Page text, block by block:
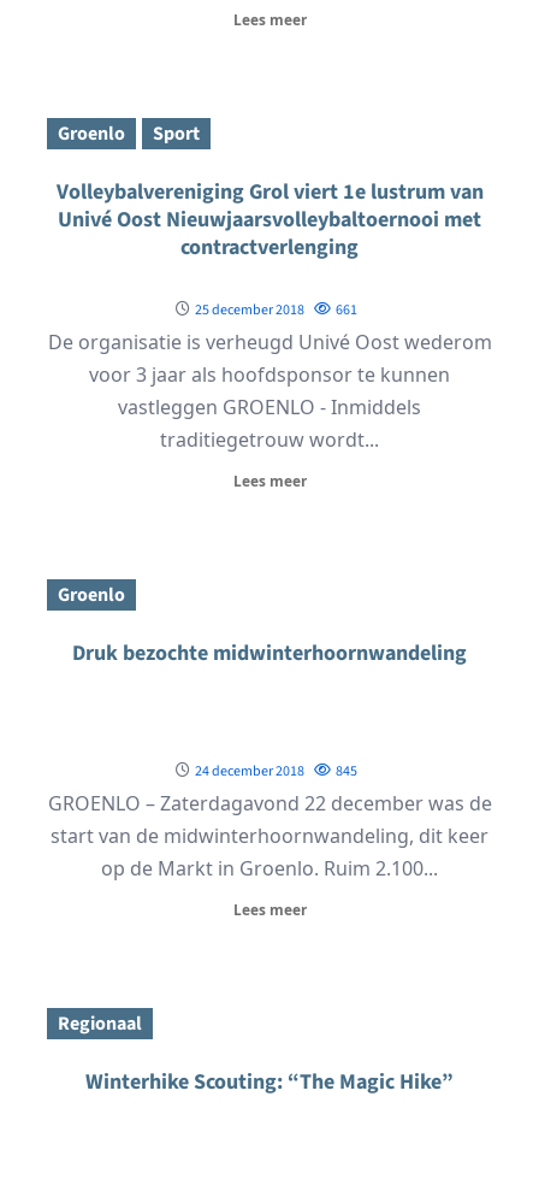
Lees meer
Groenlo Sport
Volleybalvereniging Grol viert 1e lustrum van
Univé Oost Nieuwjaarsvolleybaltoernooi met
contractverlenging
25 december 2018 661
De organisatie is verheugd Univé Oost wederom
voor 3 jaar als hoofdsponsor te kunnen
vastleggen GROENLO - Inmiddels
traditiegetrouw wordt...
Lees meer
Groenlo
Druk bezochte midwinterhoornwandeling
24 december 2018 845
GROENLO – Zaterdagavond 22 december was de
start van de midwinterhoornwandeling, dit keer
op de Markt in Groenlo. Ruim 2.100...
Lees meer
Regionaal
Winterhike Scouting: “The Magic Hike”